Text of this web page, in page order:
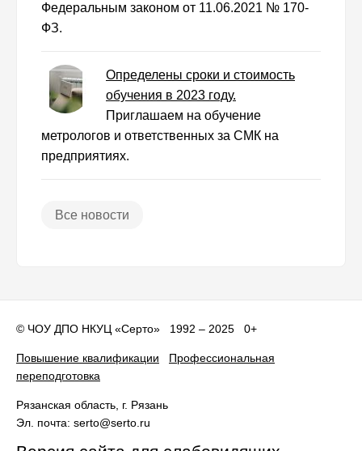
Федеральным законом от 11.06.2021 № 170-
ФЗ.
Определены сроки и стоимость
обучения в 2023 году.
Приглашаем на обучение
метрологов и ответственных за СМК на
предприятиях.
Все новости
© ЧОУ ДПО НКУЦ «Серто» 1992 – 2025 0+
Повышение квалификации
Профессиональная
переподготовка
Рязанская область , г. Рязань
Эл. почта: serto@serto.ru